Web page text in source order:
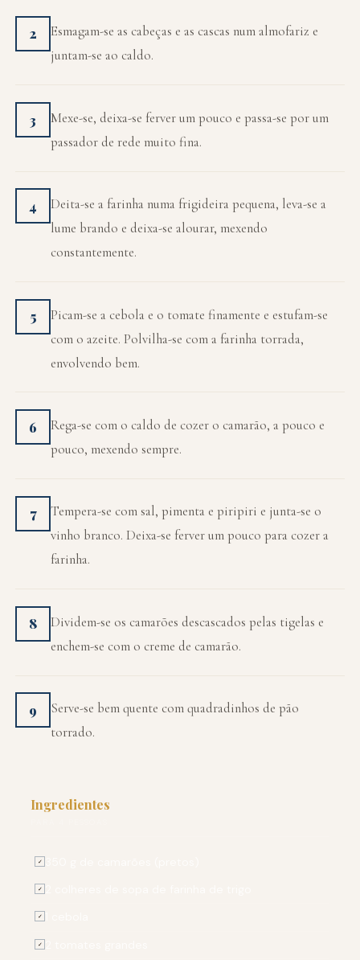
2
Esmagam-se as cabeças e as cascas num almofariz e
juntam-se ao caldo.
3
Mexe-se, deixa-se ferver um pouco e passa-se por um
passador de rede muito fina.
4
Deita-se a farinha numa frigideira pequena, leva-se a
lume brando e deixa-se alourar, mexendo
constantemente.
5
Picam-se a cebola e o tomate finamente e estufam-se
com o azeite. Polvilha-se com a farinha torrada,
envolvendo bem.
6
Rega-se com o caldo de cozer o camarão, a pouco e
pouco, mexendo sempre.
7
Tempera-se com sal, pimenta e piripiri e junta-se o
vinho branco. Deixa-se ferver um pouco para cozer a
farinha.
8
Dividem-se os camarões descascados pelas tigelas e
enchem-se com o creme de camarão.
9
Serve-se bem quente com quadradinhos de pão
torrado.
Ingredientes
✓
✓
✓
✓